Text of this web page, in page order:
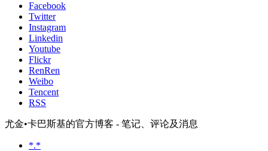
Facebook
Twitter
Instagram
Linkedin
Youtube
Flickr
RenRen
Weibo
Tencent
RSS
尤金•卡巴斯基的官方博客 - 笔记、评论及消息
*.*